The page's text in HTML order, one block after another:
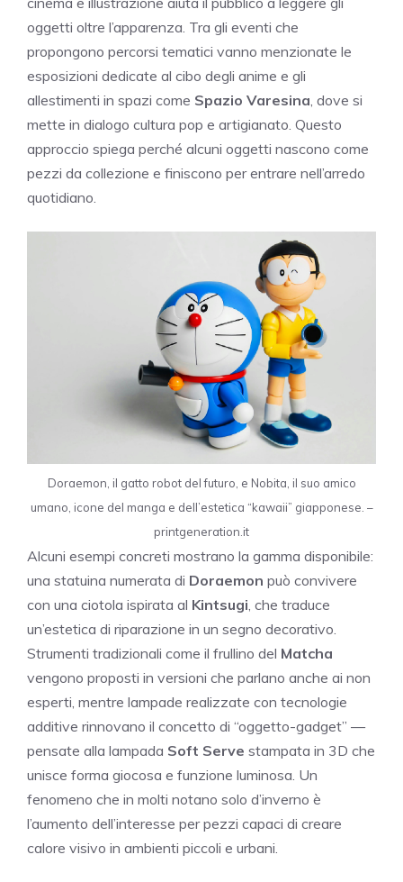
oggetti oltre l’apparenza. Tra gli eventi che
propongono percorsi tematici vanno menzionate le
esposizioni dedicate al cibo degli anime e gli
allestimenti in spazi come Spazio Varesina , dove si
mette in dialogo cultura pop e artigianato. Questo
approccio spiega perché alcuni oggetti nascono come
pezzi da collezione e finiscono per entrare nell’arredo
quotidiano.
Doraemon, il gatto robot del futuro, e Nobita, il suo amico
umano, icone del manga e dell’estetica “kawaii” giapponese. –
printgeneration.it
Alcuni esempi concreti mostrano la gamma disponibile:
una statuina numerata di Doraemon può convivere
con una ciotola ispirata al Kintsugi, che traduce
un’estetica di riparazione in un segno decorativo.
Strumenti tradizionali come il frullino del Matcha
vengono proposti in versioni che parlano anche ai non
esperti, mentre lampade realizzate con tecnologie
additive rinnovano il concetto di “oggetto-gadget” —
pensate alla lampada Soft Serve stampata in 3D che
unisce forma giocosa e funzione luminosa. Un
fenomeno che in molti notano solo d’inverno è
l’aumento dell’interesse per pezzi capaci di creare
calore visivo in ambienti piccoli e urbani.